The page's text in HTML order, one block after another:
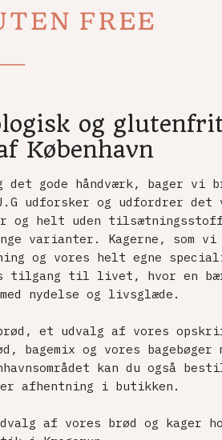
og
København
gode håndværk, bager vi
og udfordrer det
og helt uden
varianter. Kagerne, som vi
og vores helt egne
tilgang til livet, hvor en
nydelse og livsglæde.
et udvalg af vores
bagemix og vores
kan du også
afhentning i butikken.
af vores brød og kager